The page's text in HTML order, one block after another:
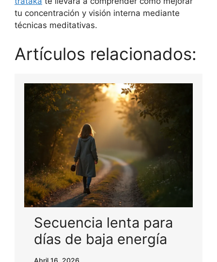
tu concentración y visión interna mediante
técnicas meditativas.
Artículos relacionados:
Secuencia lenta para
días de baja energía